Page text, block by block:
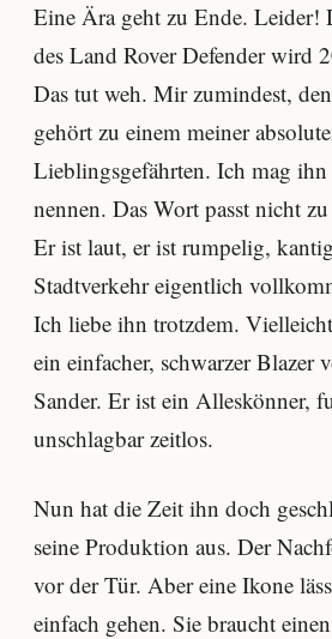
Eine Ära geht zu Ende. Leider!
des Land Rover Defender wird
Das tut weh. Mir zumindest,
gehört zu einem meiner
Lieblingsgefährten. Ich mag
nennen. Das Wort passt nicht
Er ist laut, er ist rumpelig,
Stadtverkehr eigentlich
Ich liebe ihn trotzdem.
ein einfacher, schwarzer Blazer
Sander. Er ist ein Alleskönner,
unschlagbar zeitlos.
Nun hat die Zeit ihn doch
seine Produktion aus. Der
vor der Tür. Aber eine Ikone
einfach gehen. Sie braucht